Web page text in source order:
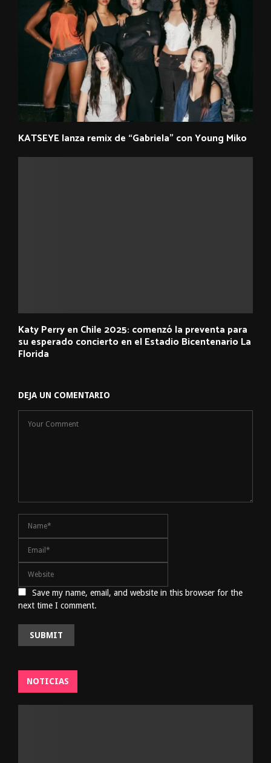
KATSEYE lanza remix de “Gabriela” con Young Miko
Katy Perry en Chile 2025: comenzó la preventa para
su esperado concierto en el Estadio Bicentenario La
Florida
DEJA UN COMENTARIO
Save my name, email, and website in this browser for the
next time I comment.
NOTICIAS